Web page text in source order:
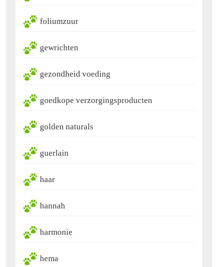
foliumzuur
gewrichten
gezondheid voeding
goedkope verzorgingsproducten
golden naturals
guerlain
haar
hannah
harmonie
hema